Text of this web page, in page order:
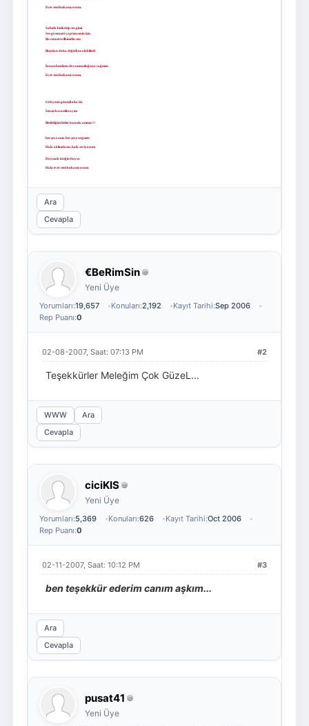
Evet seni kıskanıyorum.
Sabırla biriktirip sevgimi
Sevgi cenneti yaptım senin için
Bu cennette ilkimdin sen
Bundan daha değerli ne olabilirdi
İnsanı bezdiren doyumsuzluğuna rağmen
Evet seni kıskanıyorum.
Gökyüzü güneşli olsa da
Sensiz karanlıktayım
Beslediğim hisler kurudu amma!!!
herşeye ama herşeye rağmen
Hala aklımdasın, hala seviyorum
Duymak isteğin buysa
Hala evet seni kıskanıyorum.
Ara
Cevapla
€BeRimSin
Yeni Üye
Yorumları:19,657 Konuları:2,192 Kayıt Tarihi:Sep 2006
Rep Puanı:0
#2
02-08-2007, Saat: 07:13 PM
Teşekkürler Meleğim Çok GüzeL...
WWW
Ara
Cevapla
ciciKIS
Yeni Üye
Yorumları:5,369 Konuları:626 Kayıt Tarihi:Oct 2006
Rep Puanı:0
#3
02-11-2007, Saat: 10:12 PM
ben teşekkür ederim canım aşkım...
Ara
Cevapla
pusat41
Yeni Üye